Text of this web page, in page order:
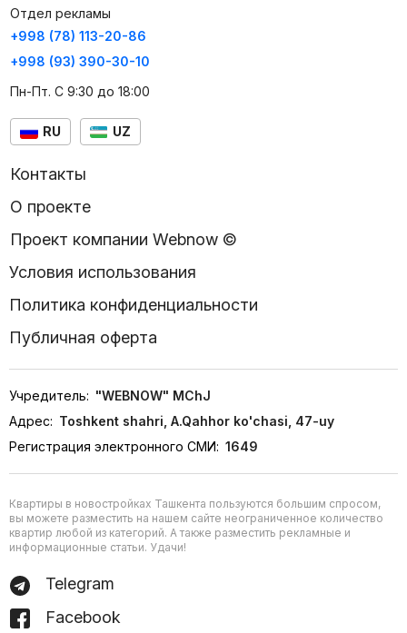
Отдел рекламы
+998 (78) 113-20-86
+998 (93) 390-30-10
Пн-Пт. С 9:30 до 18:00
RU UZ
Контакты
О проекте
Проект компании Webnow ©
Условия использования
Политика конфиденциальности
Публичная оферта
Учредитель: "WEBNOW" MChJ
Адрес: Toshkent shahri, A.Qahhor ko'chasi, 47-uy
Регистрация электронного СМИ: 1649
Квартиры в новостройках Ташкента пользуются большим спросом,
вы можете разместить на нашем сайте неограниченное количество
квартир любой из категорий. А также разместить рекламные и
информационные статьи. Удачи!
Telegram
Facebook